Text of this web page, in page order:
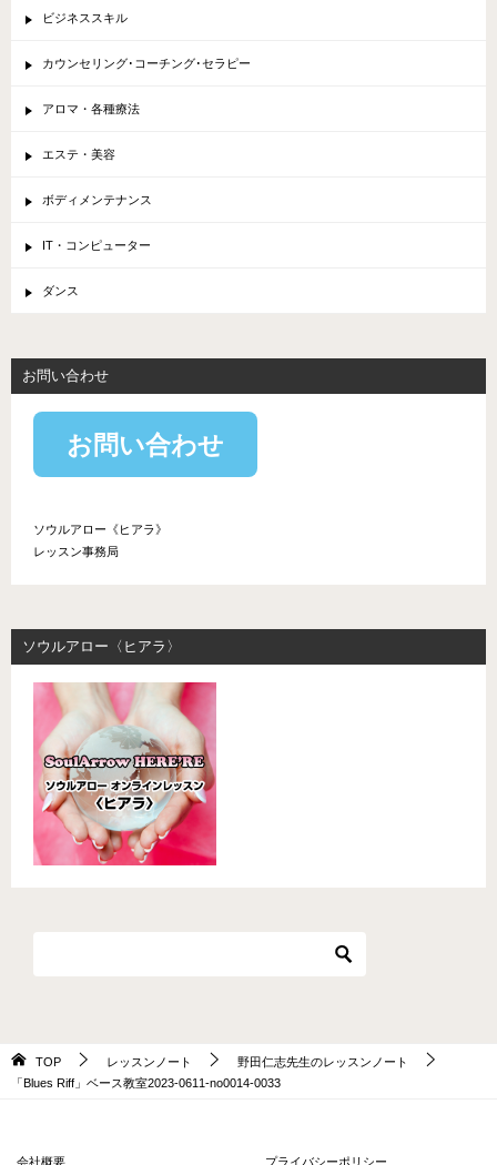
ビジネススキル
カウンセリング･コーチング･セラピー
アロマ・各種療法
エステ・美容
ボディメンテナンス
IT・コンピューター
ダンス
お問い合わせ
お問い合わせ
ソウルアロー《ヒアラ》
レッスン事務局
ソウルアロー〈ヒアラ〉
TOP レッスンノート
野田仁志先生のレッスンノート
「Blues Riff」ベース教室2023-0611-no0014-0033
会社概要 プライバシーポリシー